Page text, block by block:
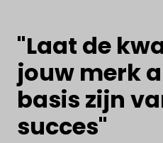
"Laat de
jouw merk
basis zijn
succes"